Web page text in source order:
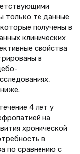
только те данные
получены в
клинических
свойства
в
4 лет у
на
хронической
в
по сравнению с